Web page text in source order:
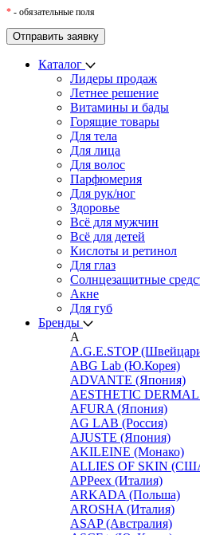
* - обязательные поля
Каталог
Лидеры продаж
Летнее решение
Витамины и бады
Горящие товары
Для тела
Для лица
Для волос
Парфюмерия
Для рук/ног
Здоровье
Всё для мужчин
Всё для детей
Кислоты и ретинол
Для глаз
Cолнцезащитные
Акне
Для губ
Бренды
A
A.G.E.STOP
ABG Lab (Ю.Корея)
ADVANTE (Япония)
AESTHETIC
AFURA (Япония)
AG LAB (Россия)
AJUSTE (Япония)
AKILEINE (Монако)
ALLIES OF SKIN
APPeex (Италия)
ARKADA (Польша)
AROSHA (Италия)
ASAP (Австралия)